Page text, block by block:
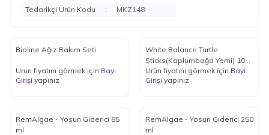
Tedarikçi Ürün Kodu
: MKZ148
Bioline Ağız Bakım Seti
Ürün fiyatını görmek için Bayi
Girişi yapınız
White Balance Turtle
Sticks(Kaplumbağa Yemi) 1000
ml
Ürün fiyatını görmek için Bayi
Girişi yapınız
RemAlgae - Yosun Giderici 85
ml
RemAlgae - Yosun Giderici 250
ml